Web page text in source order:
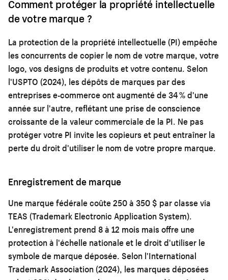
Comment protéger la propriété intellectuelle
de votre marque ?
La protection de la propriété intellectuelle (PI) empêche
les concurrents de copier le nom de votre marque, votre
logo, vos designs de produits et votre contenu. Selon
l'USPTO (2024), les dépôts de marques par des
entreprises e-commerce ont augmenté de 34 % d'une
année sur l'autre, reflétant une prise de conscience
croissante de la valeur commerciale de la PI. Ne pas
protéger votre PI invite les copieurs et peut entraîner la
perte du droit d'utiliser le nom de votre propre marque.
Enregistrement de marque
Une marque fédérale coûte 250 à 350 $ par classe via
TEAS (Trademark Electronic Application System).
L'enregistrement prend 8 à 12 mois mais offre une
protection à l'échelle nationale et le droit d'utiliser le
symbole de marque déposée. Selon l'International
Trademark Association (2024), les marques déposées